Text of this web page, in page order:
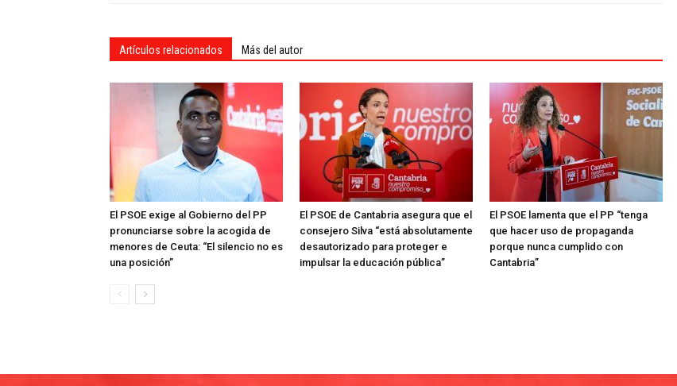
Artículos relacionados Más del autor
El PSOE exige al Gobierno del PP
pronunciarse sobre la acogida de
menores de Ceuta: “El silencio no es
una posición”
El PSOE de Cantabria asegura que el
consejero Silva “está absolutamente
desautorizado para proteger e
impulsar la educación pública”
El PSOE lamenta que el PP “tenga
que hacer uso de propaganda
porque nunca cumplido con
Cantabria”